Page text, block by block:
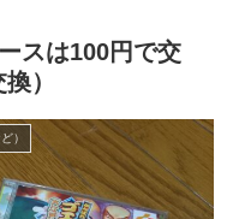
スは100円で交
）
）